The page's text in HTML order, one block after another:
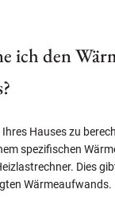
ich den
Hauses zu
spezifischen
Dies
Wärmeaufwands.